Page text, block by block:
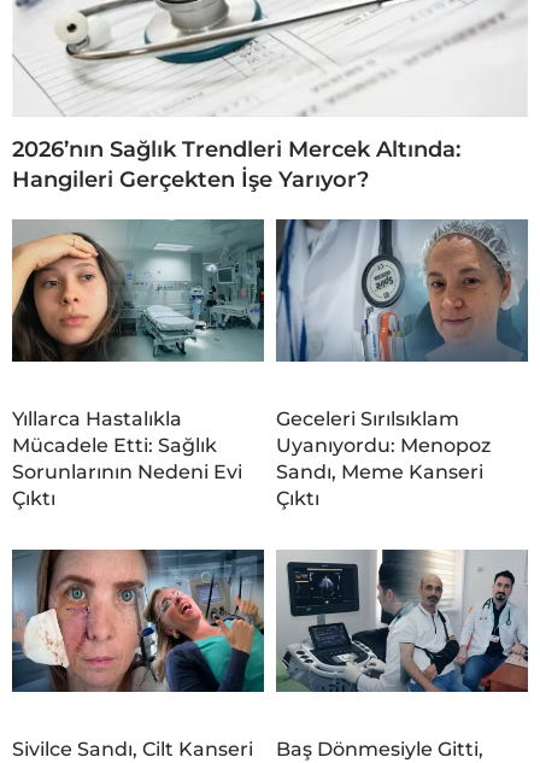
2026’nın Sağlık Trendleri Mercek Altında:
Hangileri Gerçekten İşe Yarıyor?
Yıllarca Hastalıkla
Mücadele Etti: Sağlık
Sorunlarının Nedeni Evi
Çıktı
Geceleri Sırılsıklam
Uyanıyordu: Menopoz
Sandı, Meme Kanseri
Çıktı
Sivilce Sandı, Cilt Kanseri
Baş Dönmesiyle Gitti,